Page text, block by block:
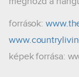
források:
képek forrása: